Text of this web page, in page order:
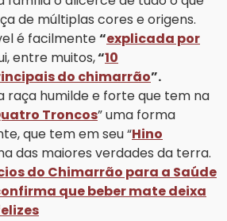
de múltiplas cores e origens.
é facilmente“explicada por
entre muitos,“10
do chimarrão”.
raça humilde e forte que tem na
Troncos” uma forma
que tem em seu “Hino
das maiores verdades da terra.
do Chimarrão para a Saúde
que beber mate deixa